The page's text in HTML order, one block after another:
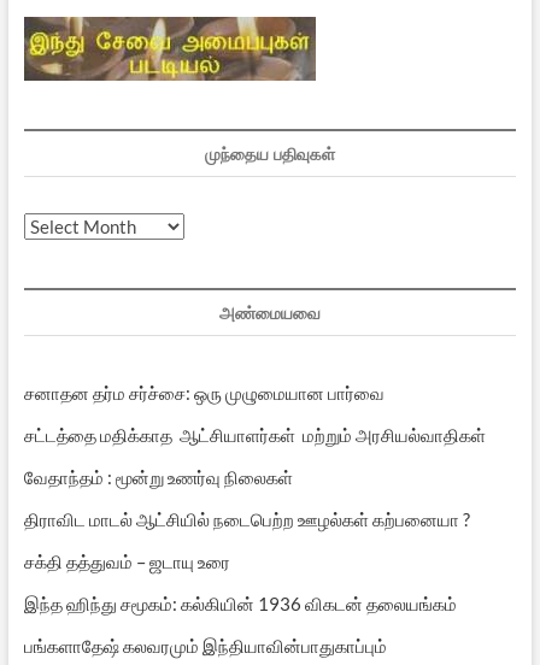
முந்தைய பதிவுகள்
முந்தைய
அண்மையவை
சனாதன தர்ம சர்ச்சை: ஒரு முழுமையான பார்வை
சட்டத்தை மதிக்காத ஆட்சியாளர்கள் மற்றும் அரசியல்வாதிகள்
வேதாந்தம் : மூன்று உணர்வு நிலைகள்
திராவிட மாடல் ஆட்சியில் நடைபெற்ற ஊழல்கள் கற்பனையா ?
சக்தி தத்துவம் – ஜடாயு உரை
இந்த ஹிந்து சமூகம்: கல்கியின் 1936 விகடன் தலையங்கம்
பங்களாதேஷ் கலவரமும் இந்தியாவின்பாதுகாப்பும்